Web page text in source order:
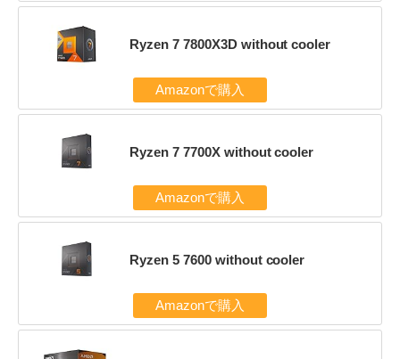
Ryzen 7 7800X3D without cooler
Amazonで購入
Ryzen 7 7700X without cooler
Amazonで購入
Ryzen 5 7600 without cooler
Amazonで購入